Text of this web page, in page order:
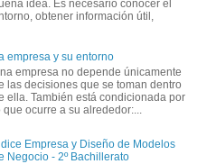
idea. Es necesario conocer el
obtener información útil,
empresa y su entorno
empresa no depende únicamente
las decisiones que se toman dentro
ella. También está condicionada por
que ocurre a su alrededor:...
Empresa y Diseño de Modelos
Negocio - 2º Bachillerato